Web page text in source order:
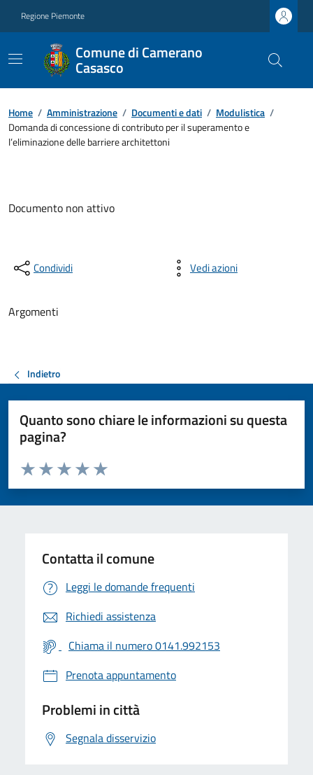
Regione Piemonte
Comune di Camerano
Casasco
Home / Amministrazione / Documenti e dati / Modulistica /
Domanda di concessione di contributo per il superamento e
l’eliminazione delle barriere architettoni
Documento non attivo
Condividi Vedi azioni
Argomenti
Indietro
Quanto sono chiare le informazioni su questa
pagina?
Valuta da 1 a 5 stelle la pagina
Valuta 5 stelle su 5
Valuta 4 stelle su 5
Valuta 3 stelle su 5
Valuta 2 stelle su 5
Valuta 1 stelle su 5
Contatta il comune
Leggi le domande frequenti
Richiedi assistenza
Chiama il numero 0141.992153
Prenota appuntamento
Problemi in città
Segnala disservizio